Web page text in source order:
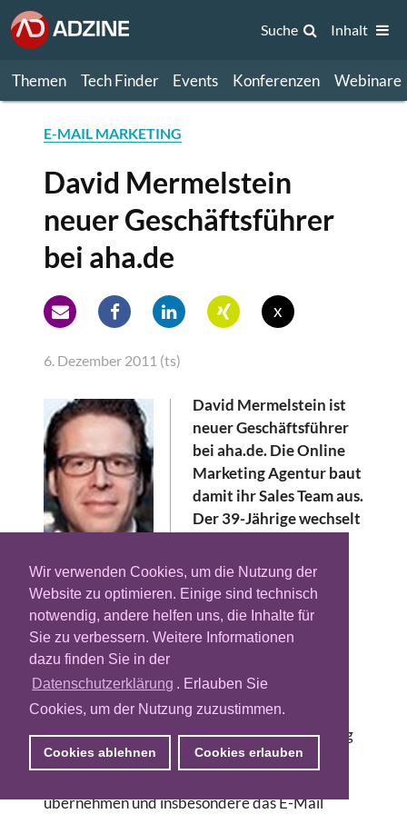
Wir verwenden Cookies, um die Nutzung der
Website zu optimieren. Einige sind technisch
notwendig, andere helfen uns, die Inhalte für
Sie zu verbessern. Weitere Informationen
dazu finden Sie in der
Datenschutzerklärung . Erlauben Sie
Cookies, um der Nutzung zuzustimmen.
Cookies ablehnen Cookies erlauben
Themen Tech Finder Events Konferenzen Webinare
Suche Inhalt
E-MAIL MARKETING
David Mermelstein
neuer Geschäftsführer
bei aha.de
x
6. Dezember 2011 (ts)
David Mermelstein ist
neuer Geschäftsführer
bei aha.de. Die Online
Marketing Agentur baut
damit ihr Sales Team aus.
Der 39-Jährige wechselt
Information Group.
Dort hatte er die Position des Head of Sales
Online inne.
Der Diplomkaufmann Mermelstein
verantwortete in seiner früheren Position den
Vertrieb von Online Lösungen bei Schober.
Seine Schwerpunkte lagen dabei in den
Bereichen E-Mail Marketing, Leadgenerierung
und Affiliate Marketing. Der 39-Jährige wird
übernehmen und insbesondere das E-Mail